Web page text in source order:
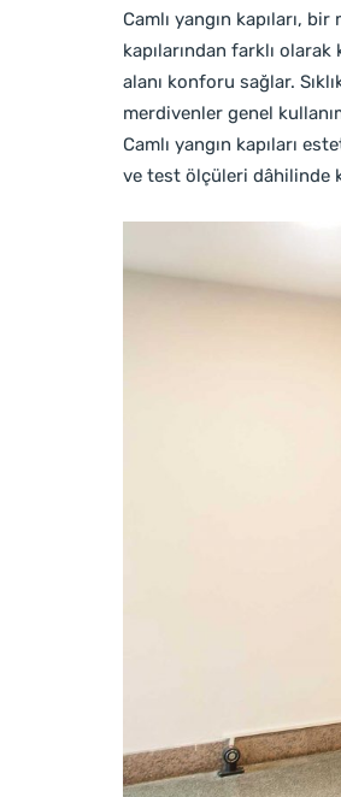
Camlı yangın kapıları,
kapılarından farklı
alanı konforu sağlar.
merdivenler genel
Camlı yangın kapıları
ve test ölçüleri dâhilinde